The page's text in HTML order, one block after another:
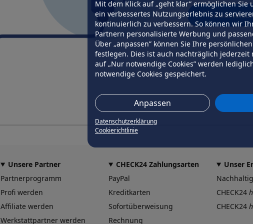
Mit dem Klick auf „geht klar” ermöglichen Sie
ein verbessertes Nutzungserlebnis zu
kontinuierlich zu verbessern. So können wir
Partnern personalisierte Werbung und
Über „anpassen” können Sie Ihre
festlegen. Dies ist auch nachträglich jederzeit
auf „Nur notwendige Cookies” werden
notwendige Cookies gespeichert.
Anpassen
Datenschutzerklärung
Cookierichtlinie
erneut
Unsere Partner
Partnerprogramm
Profi werden
Affiliate werden
Werkstattpartner werden
CHECK24 Zahlungsarten
PayPal
Kreditkarten
Sofortüberweisung
Rechnung
Unser
CHECK24
CHECK24